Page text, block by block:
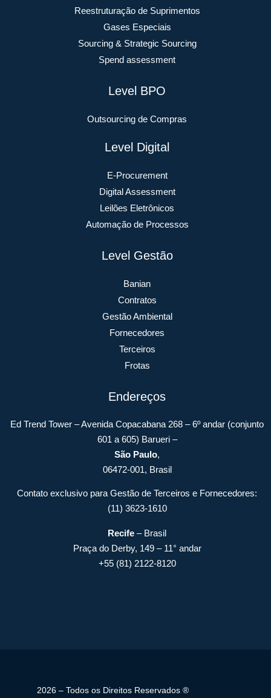
Reestruturação de Suprimentos
Gases Especiais
Sourcing & Strategic Sourcing
Spend assessment
Level BPO
Outsourcing de Compras
Level Digital
E-Procurement
Digital Assessment
Leilões Eletrônicos
Automação de Processos
Level Gestão
Banian
Contratos
Gestão Ambiental
Fornecedores
Terceiros
Frotas
Endereços
Ed Trend Tower – Avenida Copacabana 268 – 6º andar (conjunto
601 a 605) Barueri –
São Paulo,
06472-001, Brasil
Contato exclusivo para Gestão de Terceiros e Fornecedores:
(11) 3623-1610
Recife – Brasil
Praça do Derby, 149 – 11° andar
+55 (81) 2122-8120
2026 – Todos os Direitos Reservados ®